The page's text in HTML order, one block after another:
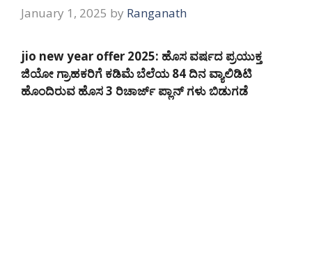
January 1, 2025 by Ranganath
jio new year offer 2025: ಹೊಸ ವರ್ಷದ ಪ್ರಯುಕ್ತ
ಜಿಯೋ ಗ್ರಾಹಕರಿಗೆ ಕಡಿಮೆ ಬೆಲೆಯ 84 ದಿನ ವ್ಯಾಲಿಡಿಟಿ
ಹೊಂದಿರುವ ಹೊಸ 3 ರಿಚಾರ್ಜ್ ಪ್ಲಾನ್ ಗಳು ಬಿಡುಗಡೆ